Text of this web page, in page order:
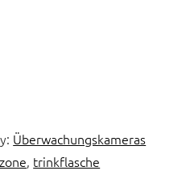
Überwachungskameras
, trinkflasche